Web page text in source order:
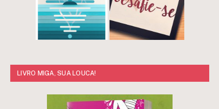
LIVRO MIGA, SUA LOUCA!